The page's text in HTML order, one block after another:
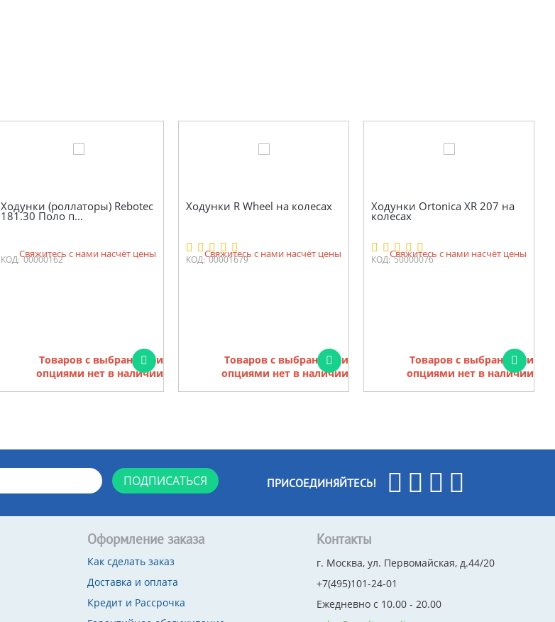
Ходунки (роллаторы) Rebotec
181.30 Поло п...
КОД: 00000162
Свяжитесь с нами насчёт цены
Товаров с выбранными
опциями нет в наличии
Ходунки R Wheel на колесах
КОД: 00001679
Свяжитесь с нами насчёт цены
Товаров с выбранными
опциями нет в наличии
Ходунки Ortonica XR 207 на
колесах
КОД: 50000076
Свяжитесь с нами насчёт цены
Товаров с выбранными
опциями нет в наличии
ПОДПИСАТЬСЯ ПРИСОЕДИНЯЙТЕСЬ!
Оформление заказа
Как сделать заказ
Доставка и оплата
Кредит и Рассрочка
Контакты
г. Москва, ул. Первомайская, д.44/20
+7(495)101-24-01
Ежедневно с 10.00 - 20.00